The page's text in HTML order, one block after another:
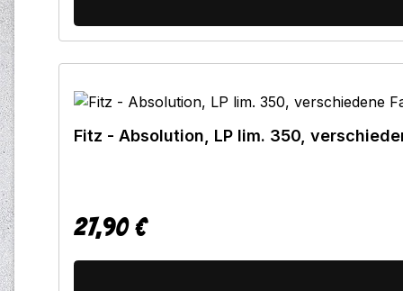
Fitz - Absolution, LP lim. 350,
Regulärer Preis:
27,90 €